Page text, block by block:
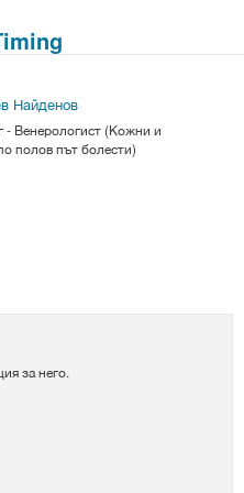
Найденов
- Венерологист (Кожни и
полов път болести)
за него.